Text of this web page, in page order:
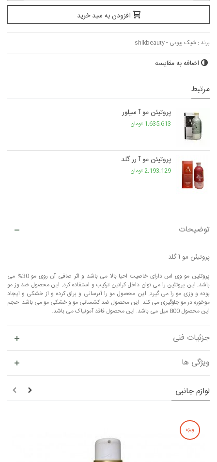
افزودن به سبد خرید
برند : شیک بیوتی - shikbeauty
اضافه به مقایسه
مرتبط
پروتیئن مو آ سیلور
1,635,613 تومان
پروتیئن مو آ رز گلد
2,193,129 تومان
توضیحات
پروتیئن مو آ گلد
پروتئین مو وی اس دارای خاصیت احیا بالا می باشد و اثر صافی آن روی مو 30% می
باشد. این پروتئین را می توان داخل کراتین ترکیب و استفاده کرد. این محصول ضد وز مو
بوده و وزی مو را می گیرد. این محصول مو را آبرسانی و براق کرده و از خشکی و ایجاد
موخوره در مو جلوگیری می کند. این محصول ضد کشسانی مو و خشکی مو می باشد. حجم
این محصول 800 میل می باشد. این محصول فاقد آمونیاک می باشد.
جزئیات فنی
ویژگی ها
لوازم جانبی
ویژه